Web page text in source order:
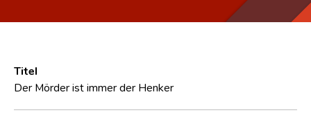
Häufige Fragen und Antworten
CNL
Titel
Der Mörder ist immer der Henker